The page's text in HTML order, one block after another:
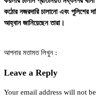
কঠোর নজরদারি চালানো এবং পুলিশের
আহ্বান জানিয়েছেন তারা।
আপনার মতামত লিখুন :
Leave a Reply
Your email address will not